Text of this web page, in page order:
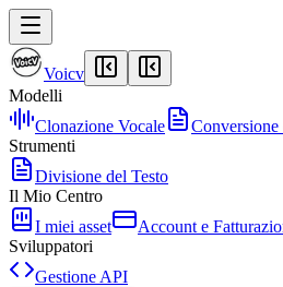
Voicv
Modelli
Clonazione Vocale
Conversione
Strumenti
Divisione del Testo
Il Mio Centro
I miei asset
Account e
Sviluppatori
Gestione API